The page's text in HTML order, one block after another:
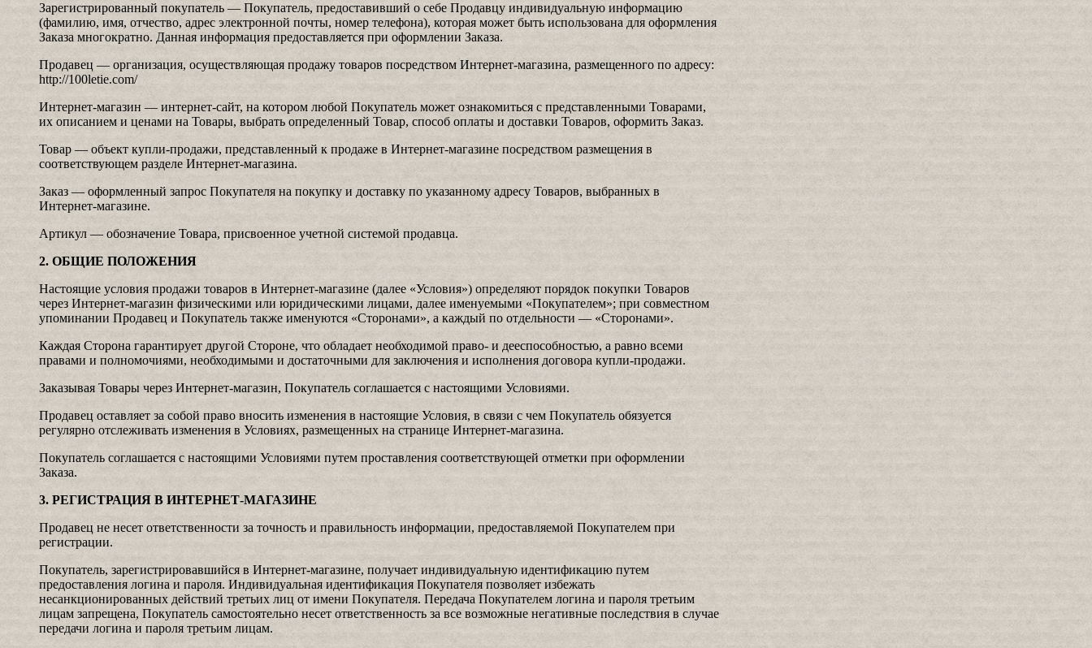
Зарегистрированный покупатель — Покупатель, предоставивший о себе Продавцу индивидуальную информацию
(фамилию, имя, отчество, адрес электронной почты, номер телефона), которая может быть использована для оформления
Заказа многократно. Данная информация предоставляется при оформлении Заказа.
Продавец — организация, осуществляющая продажу товаров посредством Интернет-магазина, размещенного по адресу:
http://100letie.com/
Интернет-магазин — интернет-сайт, на котором любой Покупатель может ознакомиться с представленными Товарами,
их описанием и ценами на Товары, выбрать определенный Товар, способ оплаты и доставки Товаров, оформить Заказ.
Товар — объект купли-продажи, представленный к продаже в Интернет-магазине посредством размещения в
соответствующем разделе Интернет-магазина.
Заказ — оформленный запрос Покупателя на покупку и доставку по указанному адресу Товаров, выбранных в
Интернет-магазине.
Артикул — обозначение Товара, присвоенное учетной системой продавца.
2. ОБЩИЕ ПОЛОЖЕНИЯ
Настоящие условия продажи товаров в Интернет-магазине (далее «Условия») определяют порядок покупки Товаров
через Интернет-магазин физическими или юридическими лицами, далее именуемыми «Покупателем»; при совместном
упоминании Продавец и Покупатель также именуются «Сторонами», а каждый по отдельности — «Сторонами».
Каждая Сторона гарантирует другой Стороне, что обладает необходимой право- и дееспособностью, а равно всеми
правами и полномочиями, необходимыми и достаточными для заключения и исполнения договора купли-продажи.
Заказывая Товары через Интернет-магазин, Покупатель соглашается с настоящими Условиями.
Продавец оставляет за собой право вносить изменения в настоящие Условия, в связи с чем Покупатель обязуется
регулярно отслеживать изменения в Условиях, размещенных на странице Интернет-магазина.
Покупатель соглашается с настоящими Условиями путем проставления соответствующей отметки при оформлении
Заказа.
3. РЕГИСТРАЦИЯ В ИНТЕРНЕТ-МАГАЗИНЕ
Продавец не несет ответственности за точность и правильность информации, предоставляемой Покупателем при
регистрации.
Покупатель, зарегистрировавшийся в Интернет-магазине, получает индивидуальную идентификацию путем
предоставления логина и пароля. Индивидуальная идентификация Покупателя позволяет избежать
несанкционированных действий третьих лиц от имени Покупателя. Передача Покупателем логина и пароля третьим
лицам запрещена, Покупатель самостоятельно несет ответственность за все возможные негативные последствия в случае
передачи логина и пароля третьим лицам.